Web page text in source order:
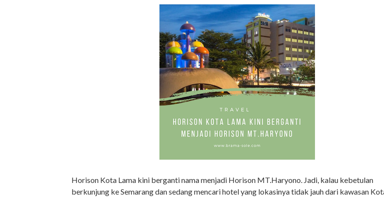
Horison Kota Lama kini berganti nama menjadi Horison MT.Haryono. Jadi, kalau kebetulan
berkunjung ke Semarang dan sedang mencari hotel yang lokasinya tidak jauh dari kawasan